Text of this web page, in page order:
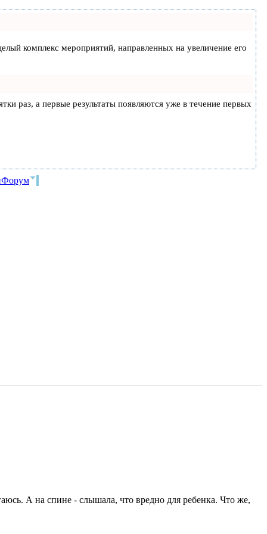
комплекс мероприятий, направленных на увеличение его
раз, а первые результаты появляются уже в течение первых
Форум
А на спине - слышала, что вредно для ребенка. Что же,